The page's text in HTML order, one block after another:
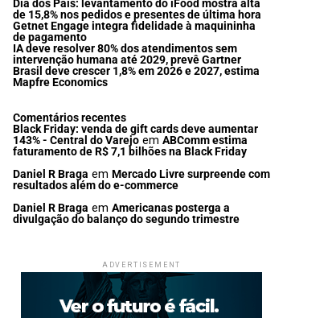
Dia dos Pais: levantamento do iFood mostra alta
de 15,8% nos pedidos e presentes de última hora
Getnet Engage integra fidelidade à maquininha
de pagamento
IA deve resolver 80% dos atendimentos sem
intervenção humana até 2029, prevê Gartner
Brasil deve crescer 1,8% em 2026 e 2027, estima
Mapfre Economics
Comentários recentes
Black Friday: venda de gift cards deve aumentar
143% - Central do Varejo em ABComm estima
faturamento de R$ 7,1 bilhões na Black Friday
Daniel R Braga em Mercado Livre surpreende com
resultados além do e-commerce
Daniel R Braga em Americanas posterga a
divulgação do balanço do segundo trimestre
ADVERTISEMENT